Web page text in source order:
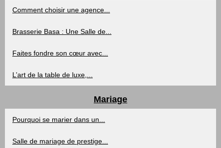
Comment choisir une agence...
Brasserie Basa : Une Salle de...
Faites fondre son cœur avec...
L’art de la table de luxe,...
Mariage
Pourquoi se marier dans un...
Salle de mariage de prestige...